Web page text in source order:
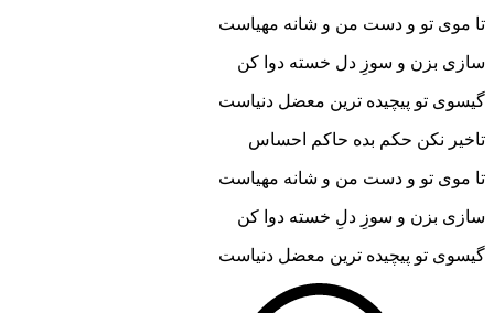
تا موی تو و دست من و شانه مهیاست
سازی بزن و سوزِ دل خسته دوا کن
گیسوی تو پیچیده ترین معضل دنیاست
تاخیر نکن حکم بده حاکم احساس
تا موی تو و دست من و شانه مهیاست
سازی بزن و سوزِ دلِ خسته دوا کن
گیسوی تو پیچیده ترین معضل دنیاست